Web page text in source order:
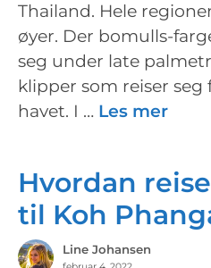
Thailand. Hele
øyer. Der bomulls-
seg under late
klipper som reiser
havet. I … Les mer
Hvordan
til Koh
Line Johansen